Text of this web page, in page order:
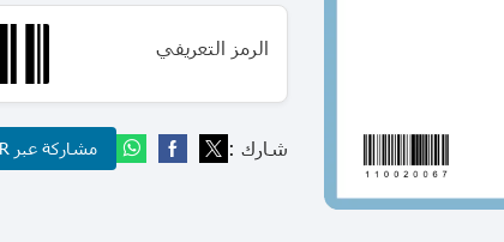
الرمز التعريفي
شارك : مشاركة عبر QR